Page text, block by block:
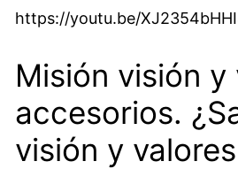
https://youtu.be/
Misión visión
accesorios.
visión y